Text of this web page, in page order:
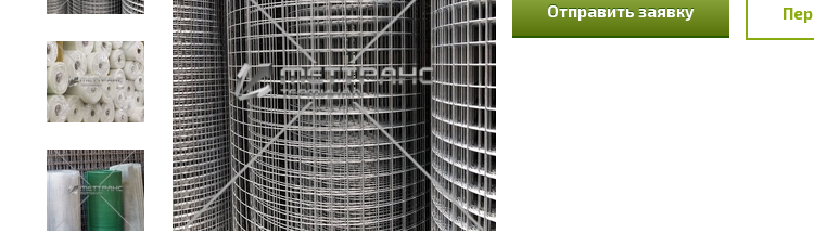
Отправить заявку